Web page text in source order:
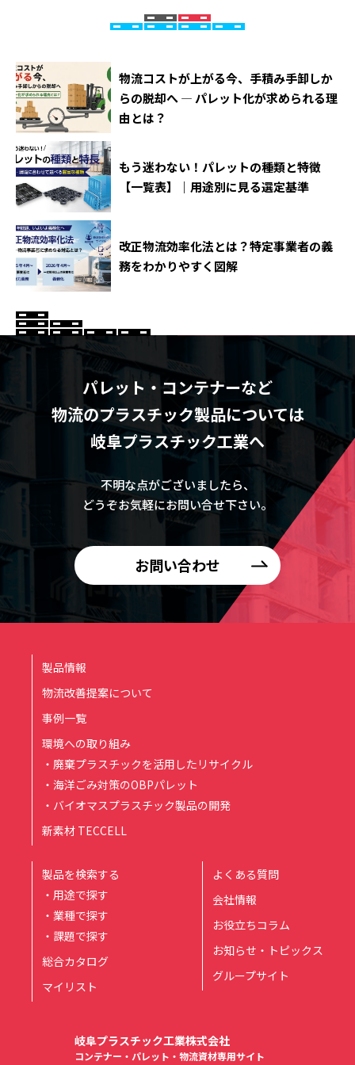
物流コストが上がる今、手積み手卸しか
らの脱却へ ― パレット化が求められる理
由とは？
もう迷わない！パレットの種類と特徴
【一覧表】｜用途別に見る選定基準
改正物流効率化法とは？特定事業者の義
務をわかりやすく図解
パレット・コンテナーなど
物流のプラスチック製品については
岐阜プラスチック工業へ
不明な点がございましたら、
どうぞお気軽にお問い合せ下さい。
お問い合わせ
製品情報
物流改善提案について
事例一覧
環境への取り組み
・廃棄プラスチックを活用したリサイクル
・海洋ごみ対策のOBPパレット
・バイオマスプラスチック製品の開発
新素材 TECCELL
製品を検索する
・用途で探す
・業種で探す
・課題で探す
総合カタログ
マイリスト
よくある質問
会社情報
お役立ちコラム
お知らせ・トピックス
グループサイト
岐阜プラスチック工業株式会社
コンテナー・パレット・物流資材専用サイト